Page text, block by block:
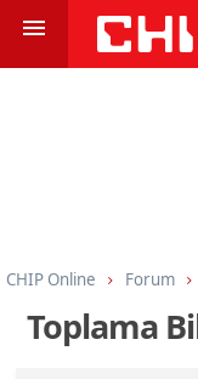
CHIP Online Forum
Toplama